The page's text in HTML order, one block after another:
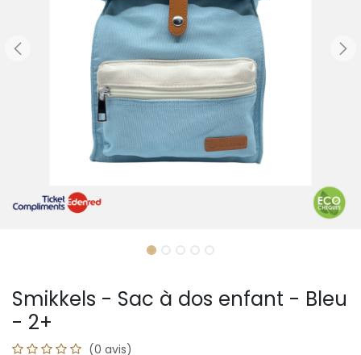
Smikkels - Sac à dos enfant - Bleu
- 2+
(0 avis)